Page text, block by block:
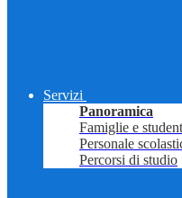
Servizi
Panoramica
Famiglie e
Personale
Percorsi di studio